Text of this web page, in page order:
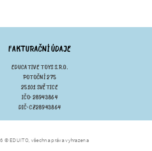
FAKTURAČNÍ ÚDAJE
EDUCATIVE TOYS S.R.O.
POTOČNÍ 275
25101 SVĚTICE
IČO: 28943864
DIČ: CZ28943864
© EDUITO, všechna práva vyhrazena